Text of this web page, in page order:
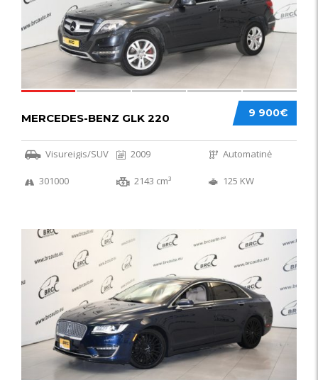
9 900€
MERCEDES-BENZ GLK 220
Visureigis/SUV 2009 Automatinė
301000 2143 cm³ 125 KW